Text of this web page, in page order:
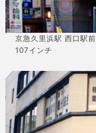
京急久里浜駅 西口駅前
107インチ